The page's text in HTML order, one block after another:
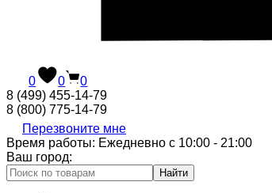
0 0
0
8 (499) 455-14-79
8 (800) 775-14-79
Перезвоните мне
Время работы: Ежедневно с 10:00 - 21:00
Ваш город:
Найти